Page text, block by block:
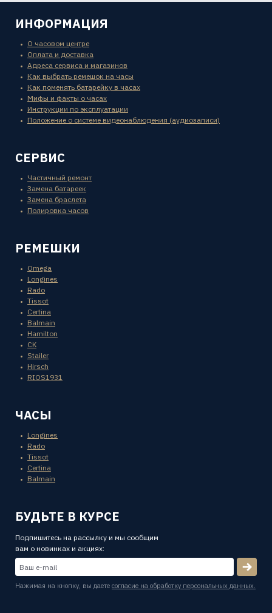
ИНФОРМАЦИЯ
О часовом центре
Оплата и доставка
Адреса сервиса и магазинов
Как выбрать ремешок на часы
Как поменять батарейку в часах
Мифы и факты о часах
Инструкции по эксплуатации
Положение о системе видеонаблюдения (аудиозаписи)
СЕРВИС
Частичный ремонт
Замена батареек
Замена браслета
Полировка часов
РЕМЕШКИ
Omega
Longines
Rado
Tissot
Certina
Balmain
Hamilton
CK
Stailer
Hirsch
RIOS1931
ЧАСЫ
Longines
Rado
Tissot
Certina
Balmain
БУДЬТЕ В КУРСЕ
Подпишитесь на рассылку и мы сообщим
вам о новинках и акциях:
Нажимая на кнопку, вы даете согласие на обработку персональных данных.